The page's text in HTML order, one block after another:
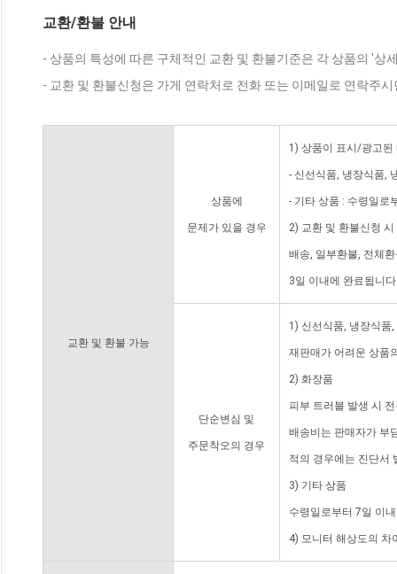
교환/환불 안내
- 상품의 특성에 따른 구체적인 교환 및 환불기준은 각 상품의 '상
- 교환 및 환불신청은 가게 연락처로 전화 또는 이메일로 연락주
교환 및 환불 가능
상품에
문제가 있을 경우
1) 상품이 표시/광고된
- 신선식품, 냉장식품,
- 기타 상품 : 수령일로
2) 교환 및 환불신청
배송, 일부환불, 전체
3일 이내에 완료됩니
단순변심 및
주문착오의 경우
1) 신선식품, 냉장식품
재판매가 어려운 상품
2) 화장품
피부 트러블 발생 시
배송비는 판매자가 부
적의 경우에는 진단서
3) 기타 상품
수령일로부터 7일 이
4) 모니터 해상도의 차